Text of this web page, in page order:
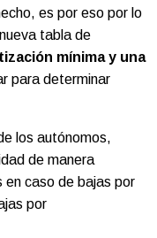
es por eso por lo
tabla de
mínima y una
para determinar
los autónomos,
de manera
en caso de bajas por
por